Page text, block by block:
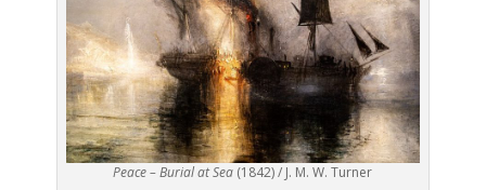
Peace – Burial at Sea (1842) / J. M. W. Turner